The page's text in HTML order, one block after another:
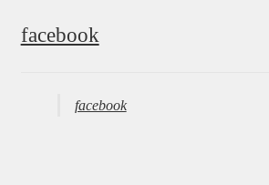
facebook
facebook